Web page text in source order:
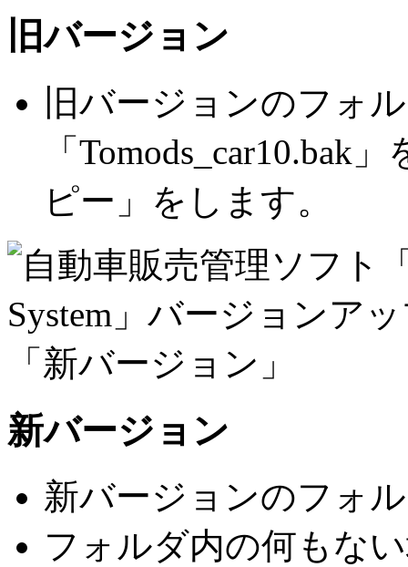
旧バージョン
旧バージョンのフォ
「Tomods_car10.bak
ピー」をします。
新バージョン
新バージョンのフォ
フォルダ内の何もな